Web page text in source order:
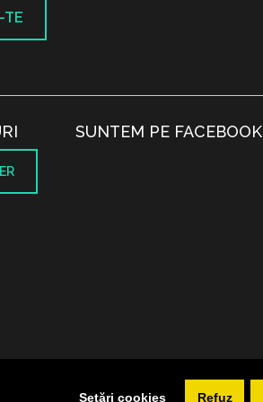
Setări cookies Refuz
TE
SUNTEM PE FACEBOOK